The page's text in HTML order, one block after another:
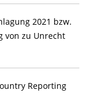
2021 bzw.
von zu Unrecht
Reporting